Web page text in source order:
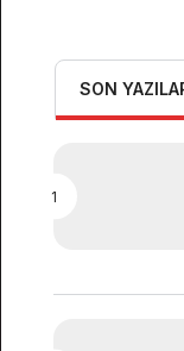
SON